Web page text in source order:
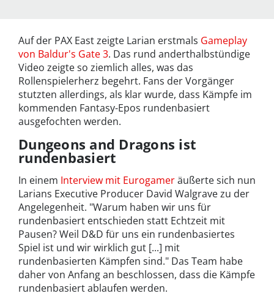
Auf der PAX East zeigte Larian erstmals Gameplay
von Baldur's Gate 3. Das rund anderthalbstündige
Video zeigte so ziemlich alles, was das
Rollenspielerherz begehrt. Fans der Vorgänger
stutzten allerdings, als klar wurde, dass Kämpfe im
kommenden Fantasy-Epos rundenbasiert
ausgefochten werden.
Dungeons and Dragons ist
rundenbasiert
In einem Interview mit Eurogameräußerte sich nun
Larians Executive Producer David Walgrave zu der
Angelegenheit. "Warum haben wir uns für
rundenbasiert entschieden statt Echtzeit mit
Pausen? Weil D&D für uns ein rundenbasiertes
Spiel ist und wir wirklich gut [...] mit
rundenbasierten Kämpfen sind." Das Team habe
daher von Anfang an beschlossen, dass die Kämpfe
rundenbasiert ablaufen werden.